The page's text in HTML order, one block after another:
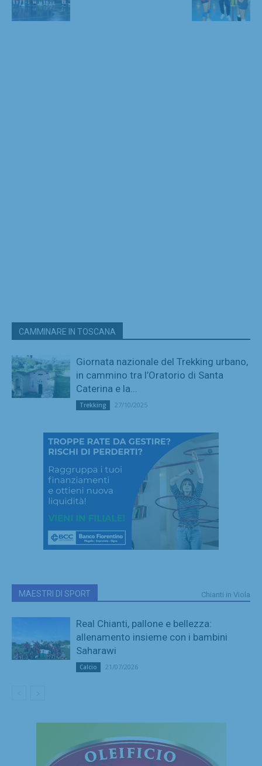
CAMMINARE IN TOSCANA
Giornata nazionale del Trekking urbano,
in cammino tra l’Oratorio di Santa
Caterina e la...
Trekking 27/10/2025
MAESTRI DI SPORT Chianti in Viola
Real Chianti, pallone e bellezza:
allenamento insieme con i bambini
Saharawi
Calcio 21/07/2026